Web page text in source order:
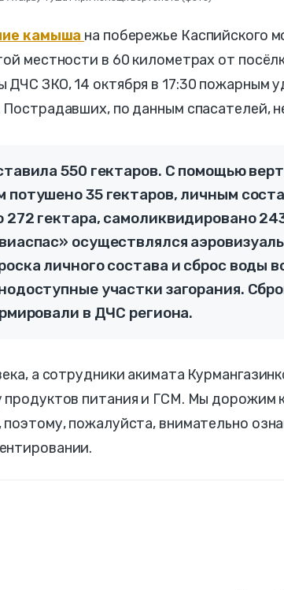
камыша на побережье Каспийского
местности в 60 километрах от
ЗКО, 14 октября в 17:30 пожарным
по данным спасателей,
550 гектаров. С помощью
потушено 35 гектаров, личным
гектара, самоликвидировано
осуществлялся
личного состава и сброс воды
участки загорания.
в ДЧС региона.
а сотрудники акимата
продуктов питания и ГСМ. Мы
пожалуйста, внимательно